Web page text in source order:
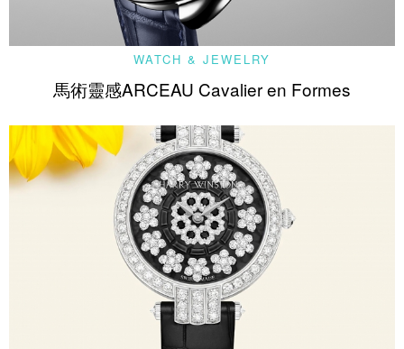
WATCH & JEWELRY
馬術靈感ARCEAU Cavalier en Formes